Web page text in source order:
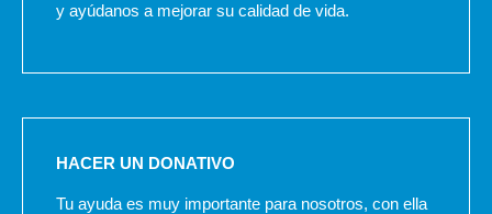
y ayúdanos a mejorar su calidad de vida.
HACER UN DONATIVO
Tu ayuda es muy importante para nosotros, con ella